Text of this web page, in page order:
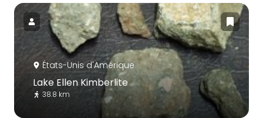
États-Unis d'Amérique
Lake Ellen Kimberlite
38.8 km